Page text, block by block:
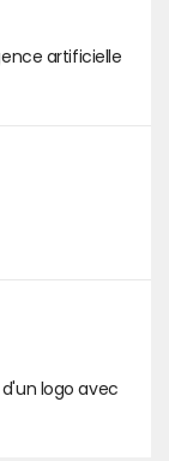
artificielle
logo avec